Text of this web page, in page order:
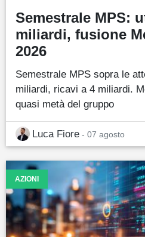
Semestrale MPS:
miliardi, fusione
2026
Semestrale MPS sopra le
miliardi, ricavi a 4 miliardi.
quasi metà del gruppo
Luca Fiore - 07 agosto
AZIONI